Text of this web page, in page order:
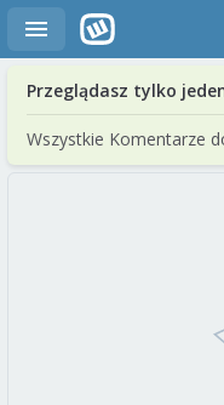
Przeglądasz tylko
Wszystkie Komentarze